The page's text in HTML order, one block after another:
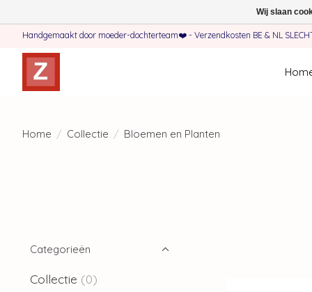
Handgemaakt door moeder-dochterteam❤️ - Verzendkosten BE & NL
Home / Collectie / Bloemen en Planten
Categorieën
Collectie (0)
Wij slaan